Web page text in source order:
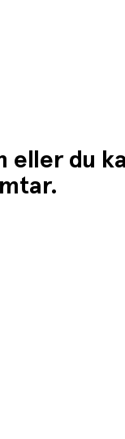
eller du